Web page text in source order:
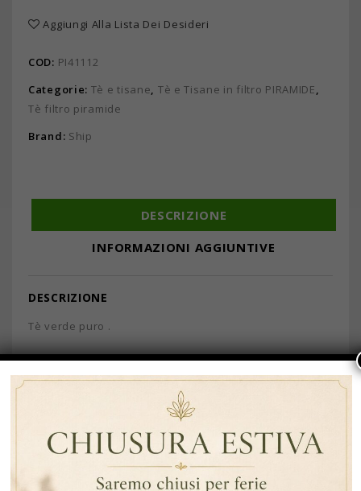
Aggiungi Alla Lista Dei Desideri
COD: PI41112
Categorie: Tè e tisane, Tè e Tisane in filtro PIRAMIDE,
Tè filtro piramide
Brand: Ship
DESCRIZIONE
INFORMAZIONI AGGIUNTIVE
DESCRIZIONE
Tè verde puro .
Non contiene teina.
Ogni filtro piramidale è protetto ermeticamente in busta
Le infusioni in taglio piramidale hanno notevoli vantaggi
rispetto alle infusioni in taglio fanning (tipo di taglio